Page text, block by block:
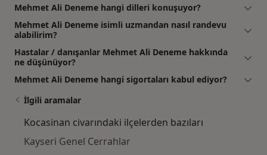
Mehmet Ali Deneme hangi dilleri konuşuyor?
Mehmet Ali Deneme isimli uzmandan nasıl randevu
alabilirim?
Hastalar / danışanlar Mehmet Ali Deneme hakkında
ne düşünüyor?
Mehmet Ali Deneme hangi sigortaları kabul ediyor?
İlgili aramalar
Kocasinan civarındaki ilçelerden bazıları
Kayseri Genel Cerrahlar